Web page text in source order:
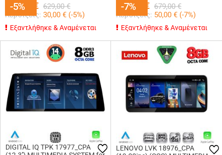
-5%
599,00 € 629,00 €
Κερδίζεις: 30,00 € (-5%)
-5%
Εξαντλήθηκε & Αναμένεται
-7%
629,00 € 679,00 €
Κερδίζεις: 50,00 € (-7%)
-7%
Εξαντλήθηκε & Αναμένεται
DIGITAL IQ TPK 17977_CPA
LENOVO LVK 18976_CPA